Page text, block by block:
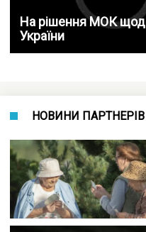
На рішення МОК
України
НОВИНИ ПАРТНЕРІВ